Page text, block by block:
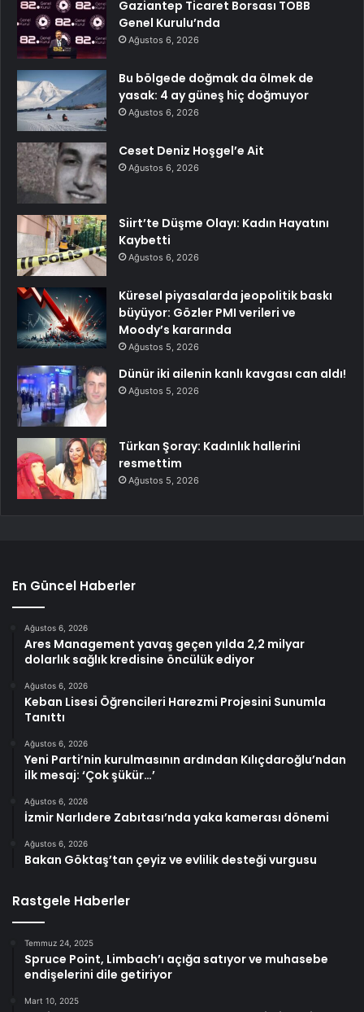
Gaziantep Ticaret Borsası TOBB
Genel Kurulu’nda
Ağustos 6, 2026
Bu bölgede doğmak da ölmek de
yasak: 4 ay güneş hiç doğmuyor
Ağustos 6, 2026
Ceset Deniz Hoşgel’e Ait
Ağustos 6, 2026
Siirt’te Düşme Olayı: Kadın Hayatını
Kaybetti
Ağustos 6, 2026
Küresel piyasalarda jeopolitik baskı
büyüyor: Gözler PMI verileri ve
Moody’s kararında
Ağustos 5, 2026
Dünür iki ailenin kanlı kavgası can aldı!
Ağustos 5, 2026
Türkan Şoray: Kadınlık hallerini
resmettim
Ağustos 5, 2026
En Güncel Haberler
Ağustos 6, 2026
Ares Management yavaş geçen yılda 2,2 milyar
dolarlık sağlık kredisine öncülük ediyor
Ağustos 6, 2026
Keban Lisesi Öğrencileri Harezmi Projesini Sunumla
Tanıttı
Ağustos 6, 2026
Yeni Parti’nin kurulmasının ardından Kılıçdaroğlu’ndan
ilk mesaj: ‘Çok şükür…’
Ağustos 6, 2026
İzmir Narlıdere Zabıtası’nda yaka kamerası dönemi
Ağustos 6, 2026
Bakan Göktaş’tan çeyiz ve evlilik desteği vurgusu
Rastgele Haberler
Temmuz 24, 2025
Spruce Point, Limbach’ı açığa satıyor ve muhasebe
endişelerini dile getiriyor
Mart 10, 2025